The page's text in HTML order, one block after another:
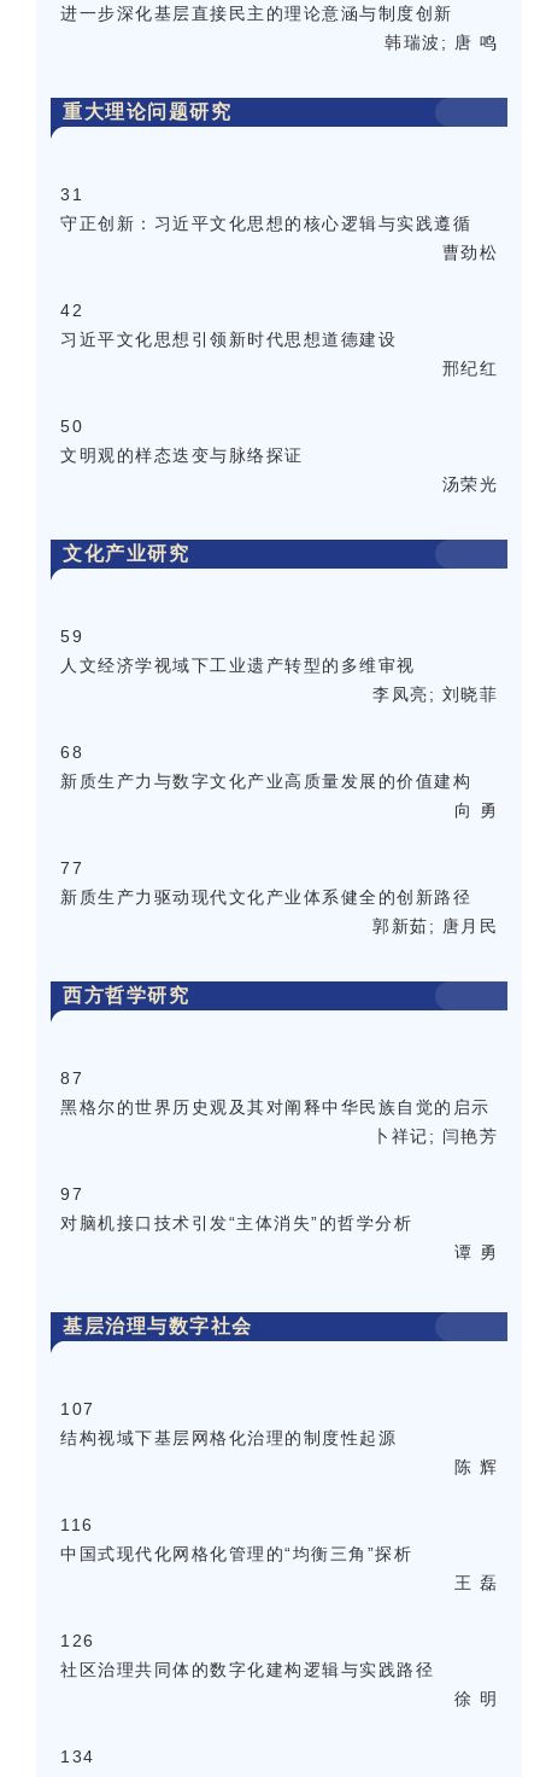
进一步深化基层直接民主的理论意涵与制度创新
韩瑞波; 唐 鸣
重大理论问题研究
31
守正创新：习近平文化思想的核心逻辑与实践遵循
曹劲松
42
习近平文化思想引领新时代思想道德建设
邢纪红
50
文明观的样态迭变与脉络探证
汤荣光
文化产业研究
59
人文经济学视域下工业遗产转型的多维审视
李凤亮; 刘晓菲
68
新质生产力与数字文化产业高质量发展的价值建构
向 勇
77
新质生产力驱动现代文化产业体系健全的创新路径
郭新茹; 唐月民
西方哲学研究
87
黑格尔的世界历史观及其对阐释中华民族自觉的启示
卜祥记; 闫艳芳
97
对脑机接口技术引发“主体消失”的哲学分析
谭 勇
基层治理与数字社会
107
结构视域下基层网格化治理的制度性起源
陈 辉
116
中国式现代化网格化管理的“均衡三角”探析
王 磊
126
社区治理共同体的数字化建构逻辑与实践路径
徐 明
134